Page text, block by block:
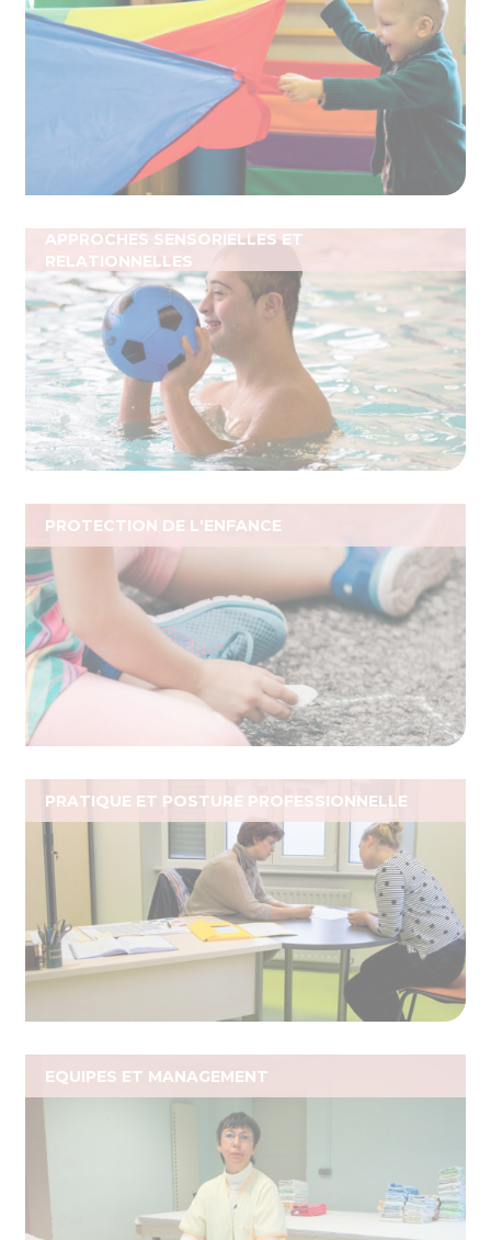
APPROCHES SENSORIELLES ET
RELATIONNELLES
PROTECTION DE L'ENFANCE
PRATIQUE ET POSTURE PROFESSIONNELLE
EQUIPES ET MANAGEMENT